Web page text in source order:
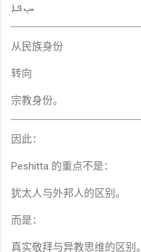
ܚܢܦܐ
从民族身份
转向
宗教身份。
因此：
Peshitta 的重点不是：
犹太人与外邦人的区别。
而是：
真实敬拜与异教思维的区别。